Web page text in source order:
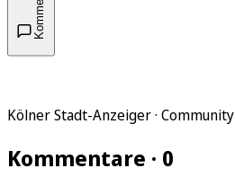
Kölner Stadt-Anzeiger · Community
Kommentare · 0